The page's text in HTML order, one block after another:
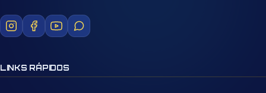
LINKS RÁPIDOS